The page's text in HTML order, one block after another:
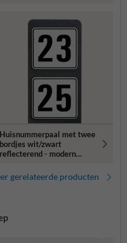
Huisnummerpaal met twee
bordjes wit/zwart
reflecterend - modern
gerelateerde producten